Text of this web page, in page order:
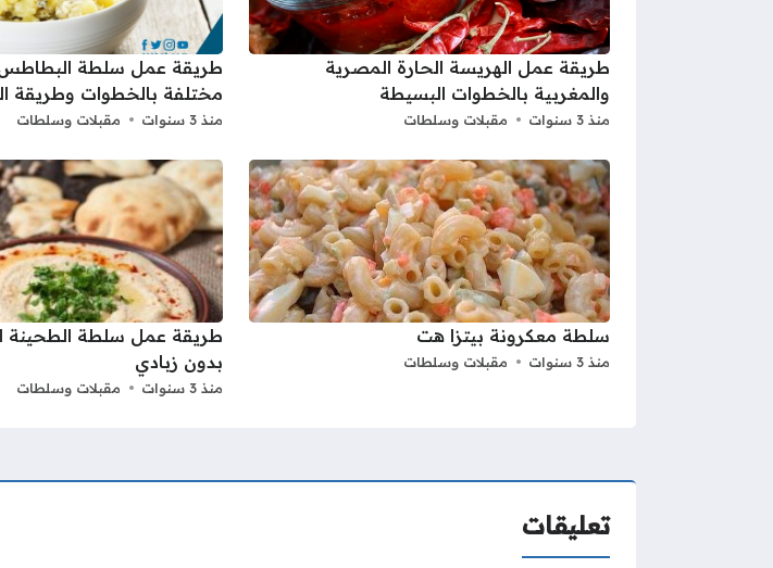
طريقة عمل الهريسة الحارة المصرية
والمغربية بالخطوات البسيطة
منذ 3 سنوات مقبلات وسلطات
مختلفة بالخطوات وطريقة
منذ 3 سنوات مقبلات وسلطات
سلطة معكرونة بيتزا هت
منذ 3 سنوات مقبلات وسلطات
طريقة عمل سلطة الطحينة
بدون زبادي
منذ 3 سنوات مقبلات وسلطات
تعليقات